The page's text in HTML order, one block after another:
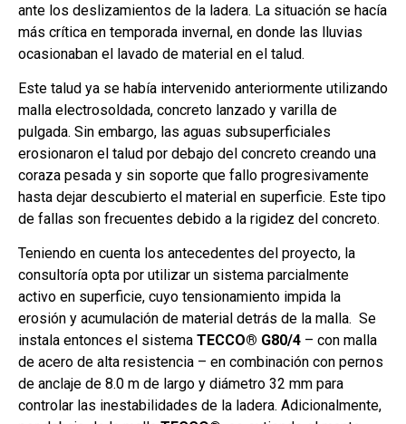
ante los deslizamientos de la ladera. La situación se hacía
más crítica en temporada invernal, en donde las lluvias
ocasionaban el lavado de material en el talud.
Este talud ya se había intervenido anteriormente utilizando
malla electrosoldada, concreto lanzado y varilla de
pulgada. Sin embargo, las aguas subsuperficiales
erosionaron el talud por debajo del concreto creando una
coraza pesada y sin soporte que fallo progresivamente
hasta dejar descubierto el material en superficie. Este tipo
de fallas son frecuentes debido a la rigidez del concreto.
Teniendo en cuenta los antecedentes del proyecto, la
consultoría opta por utilizar un sistema parcialmente
activo en superficie, cuyo tensionamiento impida la
erosión y acumulación de material detrás de la malla. Se
instala entonces el sistema TECCO® G80/4 – con malla
de acero de alta resistencia – en combinación con pernos
de anclaje de 8.0 m de largo y diámetro 32 mm para
controlar las inestabilidades de la ladera. Adicionalmente,